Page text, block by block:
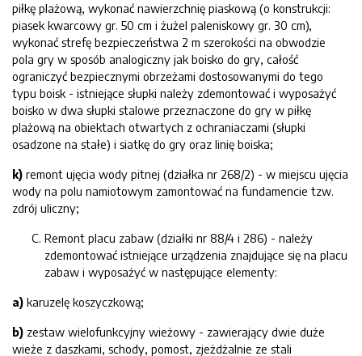
piłkę plażową, wykonać nawierzchnię piaskową (o konstrukcji:
piasek kwarcowy gr. 50 cm i żużel paleniskowy gr. 30 cm),
wykonać strefę bezpieczeństwa 2 m szerokości na obwodzie
pola gry w sposób analogiczny jak boisko do gry, całość
ograniczyć bezpiecznymi obrzeżami dostosowanymi do tego
typu boisk - istniejące słupki należy zdemontować i wyposażyć
boisko w dwa słupki stalowe przeznaczone do gry w piłkę
plażową na obiektach otwartych z ochraniaczami (słupki
osadzone na stałe) i siatkę do gry oraz linię boiska;
k) remont ujęcia wody pitnej (działka nr 268/2) - w miejscu ujęcia
wody na polu namiotowym zamontować na fundamencie tzw.
zdrój uliczny;
Remont placu zabaw (działki nr 88/4 i 286) - należy
zdemontować istniejące urządzenia znajdujące się na placu
zabaw i wyposażyć w następujące elementy:
a) karuzelę koszyczkową;
b) zestaw wielofunkcyjny wieżowy - zawierający dwie duże
wieże z daszkami, schody, pomost, zjeżdżalnie ze stali